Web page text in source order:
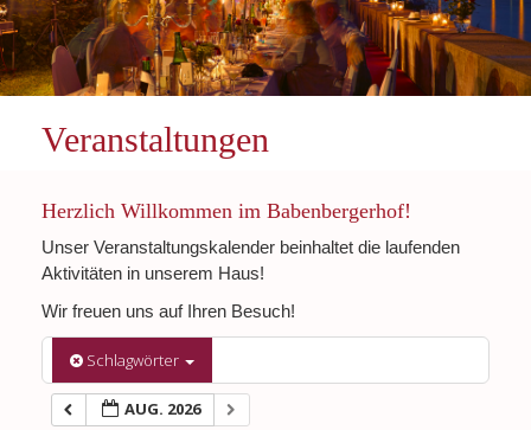
Veranstaltungen
Herzlich Willkommen im Babenbergerhof!
Unser Veranstaltungskalender beinhaltet die laufenden
Aktivitäten in unserem Haus!
Wir freuen uns auf Ihren Besuch!
Schlagwörter
AUG. 2026